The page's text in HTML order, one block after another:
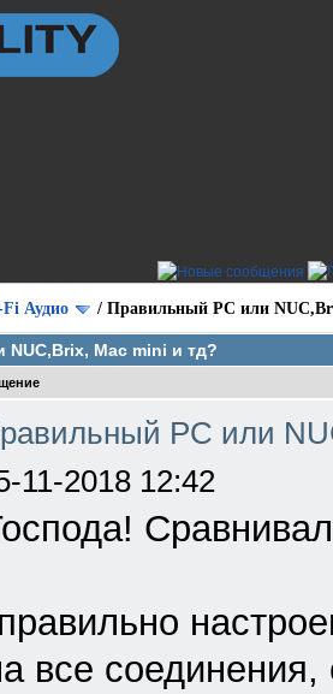
Аудио / Правильный PC или
Mac mini и тд?
PC или
11-2018 12:42
все